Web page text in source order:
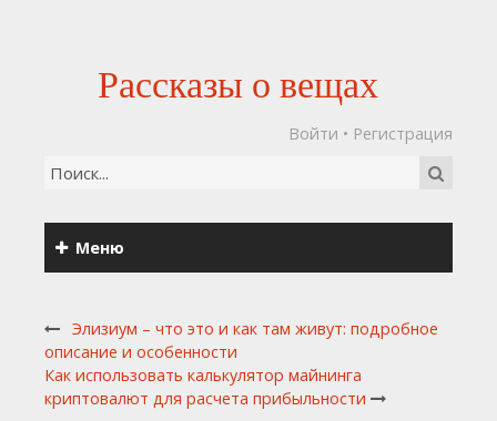
Рассказы о вещах
Войти • Регистрация
Меню
Элизиум – что это и как там живут: подробное
описание и особенности
Как использовать калькулятор майнинга
криптовалют для расчета прибыльности